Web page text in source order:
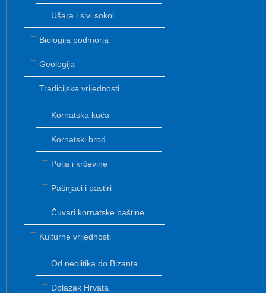
Ušara i sivi sokol
Biologija podmorja
Geologija
Tradicijske vrijednosti
Kornatska kuća
Kornatski brod
Polja i krčevine
Pašnjaci i pastiri
Čuvari kornatske baštine
Kulturne vrijednosti
Od neolitika do Bizanta
Dolazak Hrvata